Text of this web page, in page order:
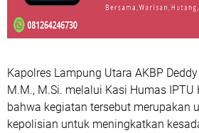
Kapolres Lampung Utara AKBP
M.M., M.Si. melalui Kasi Humas
bahwa kegiatan tersebut merupakan
kepolisian untuk meningkatkan